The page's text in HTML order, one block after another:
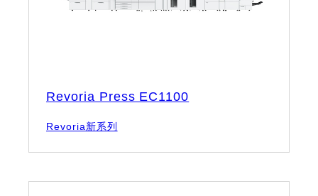
Revoria Press EC1100
Revoria新系列